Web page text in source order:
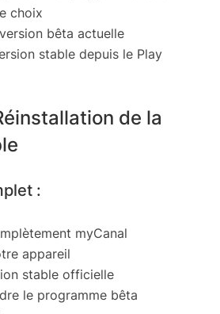
choix
bêta actuelle
stable depuis le Play
de la
:
myCanal
appareil
stable officielle
le programme bêta